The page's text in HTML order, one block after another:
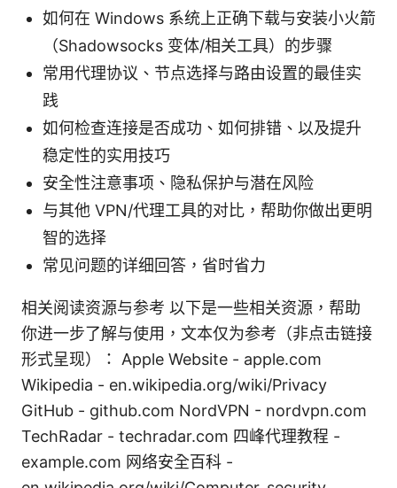
如何在 Windows 系统上正确下载与安装小火箭
（Shadowsocks 变体/相关工具）的步骤
常用代理协议、节点选择与路由设置的最佳实
践
如何检查连接是否成功、如何排错、以及提升
稳定性的实用技巧
安全性注意事项、隐私保护与潜在风险
与其他 VPN/代理工具的对比，帮助你做出更明
智的选择
常见问题的详细回答，省时省力
相关阅读资源与参考 以下是一些相关资源，帮助
你进一步了解与使用，文本仅为参考（非点击链接
形式呈现）： Apple Website - apple.com
Wikipedia - en.wikipedia.org/wiki/Privacy
GitHub - github.com NordVPN - nordvpn.com
TechRadar - techradar.com 四峰代理教程 -
example.com 网络安全百科 -